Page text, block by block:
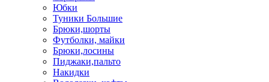
Юбки
Туники Большие
Брюки,шорты
Футболки, майки
Брюки,лосины
Пиджаки,пальто
Накидки